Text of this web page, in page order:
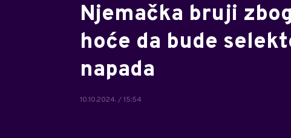
Njemačka bruji
hoće da bude
napada
10.10.2024. / 15:54